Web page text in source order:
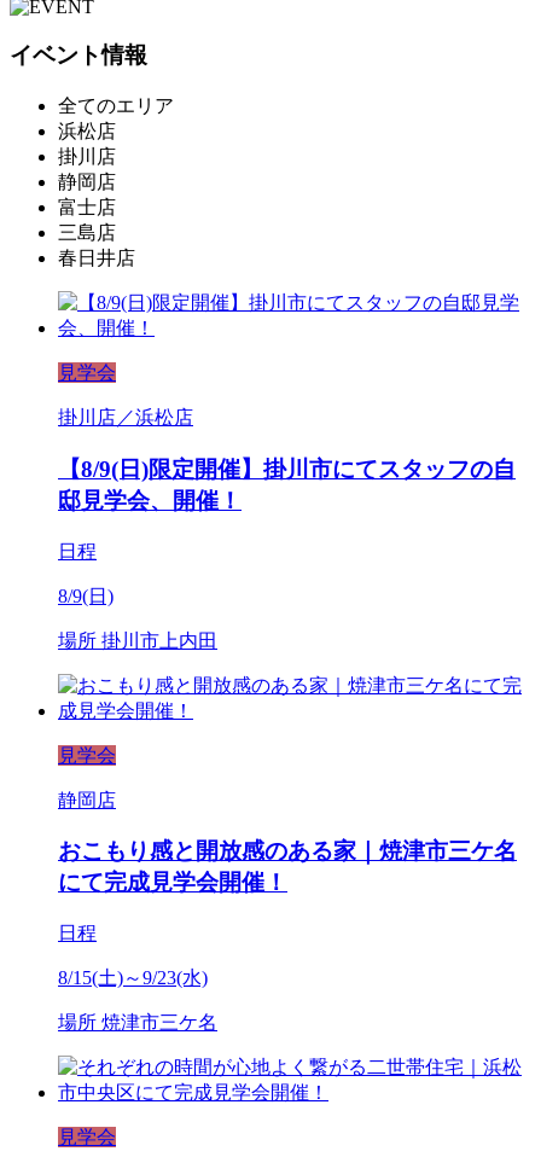
イベント情報
全てのエリア
浜松店
掛川店
静岡店
富士店
三島店
春日井店
見学会
掛川店／浜松店
【8/9(日)限定開催】掛川市にてスタッフの自
邸見学会、開催！
日程
8/9(日)
場所 掛川市上内田
見学会
静岡店
おこもり感と開放感のある家｜焼津市三ケ名
にて完成見学会開催！
日程
8/15(土)～9/23(水)
場所 焼津市三ケ名
見学会